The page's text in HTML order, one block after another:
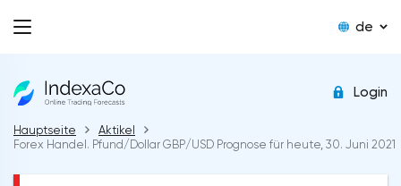
de
Login
Hauptseite
Aktikel
Forex Handel. Pfund/Dollar GBP/USD Prognose für heute, 30. Juni 2021